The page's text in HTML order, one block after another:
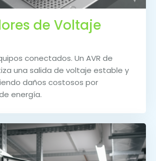
de Voltaje
conectados. Un AVR de
una salida de voltaje estable y
daños costosos por
energía.